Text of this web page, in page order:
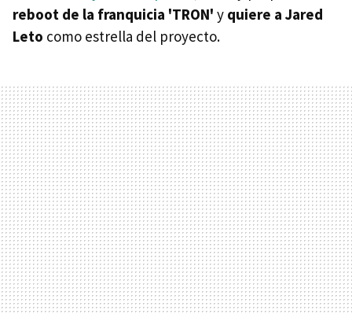
reboot de la franquicia 'TRON' y quiere a Jared
Leto como estrella del proyecto.